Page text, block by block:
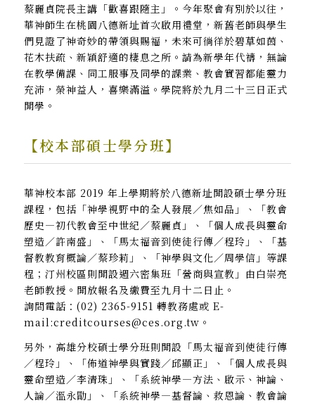
蔡麗貞院長主講「歡喜跟隨主」。今年聚會有別於以往，
華神師生在桃園八德新址首次啟用禮堂，新舊老師與學生
們見證了神奇妙的帶領與賜福，未來可徜徉於碧草如茵、
花木扶疏、新穎舒適的棲息之所。請為新學年代禱，無論
在教學備課、同工服事及同學的課業、教會實習都能靈力
充沛，榮神益人，喜樂滿溢。學院將於九月二十三日正式
開學。
【校本部碩士學分班】
華神校本部 2019 年上學期將於八德新址開設碩士學分班
課程，包括「神學視野中的全人發展／焦如品」、「教會
歷史—初代教會至中世紀／蔡麗貞」、「個人成長與靈命
塑造／許南盛」、「馬太福音到使徒行傳／程玲」、「基
督教教育概論／蔡珍莉」、「神學與文化／周學信」等課
程；汀州校區則開設週六密集班「營商與宣教」由白崇亮
老師教授。開放報名及繳費至九月十二日止。
詢問電話：(02) 2365-9151 轉教務處或 E-
mail:creditcourses@ces.org.tw。
另外，高雄分校碩士學分班則開設「馬太福音到使徒行傳
／程玲」、「佈道神學與實踐／邱顯正」、「個人成長與
靈命塑造／李清珠」、「系統神學—方法、啟示、神論、
人論／溫永勖」、「系統神學—基督論、救恩論、教會論